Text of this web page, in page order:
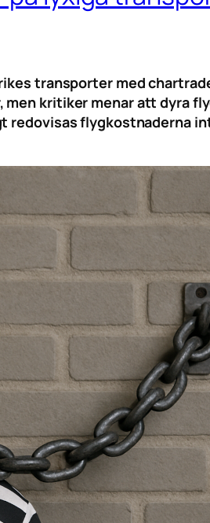
transporter med
kritiker menar att dyra
flygkostnaderna